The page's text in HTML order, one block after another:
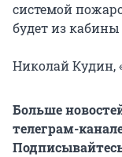
системой
будет из кабины
Николай Кудин,
Больше
телеграм-